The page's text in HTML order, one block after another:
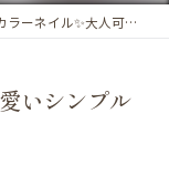
イル✨大人可愛いシンプルネイル✨
いシンプル